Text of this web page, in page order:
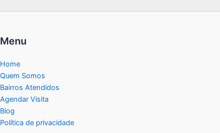
Menu
Home
Quem Somos
Bairros Atendidos
Agendar Visita
Blog
Política de privacidade